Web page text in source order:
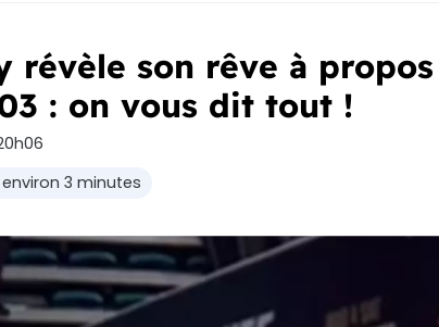
révèle son rêve à
: on vous dit tout !
3 minutes